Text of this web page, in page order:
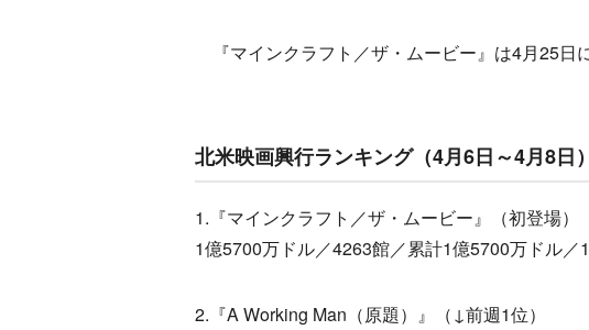
『マインクラフト／ザ・ムービー』は4月25日
北米映画興行ランキング（4月6日～4月8日）
1.『マインクラフト／ザ・ムービー』（初登場）
1億5700万ドル／4263館／累計1億5700万ドル／
2.『A Working Man（原題）』（↓前週1位）